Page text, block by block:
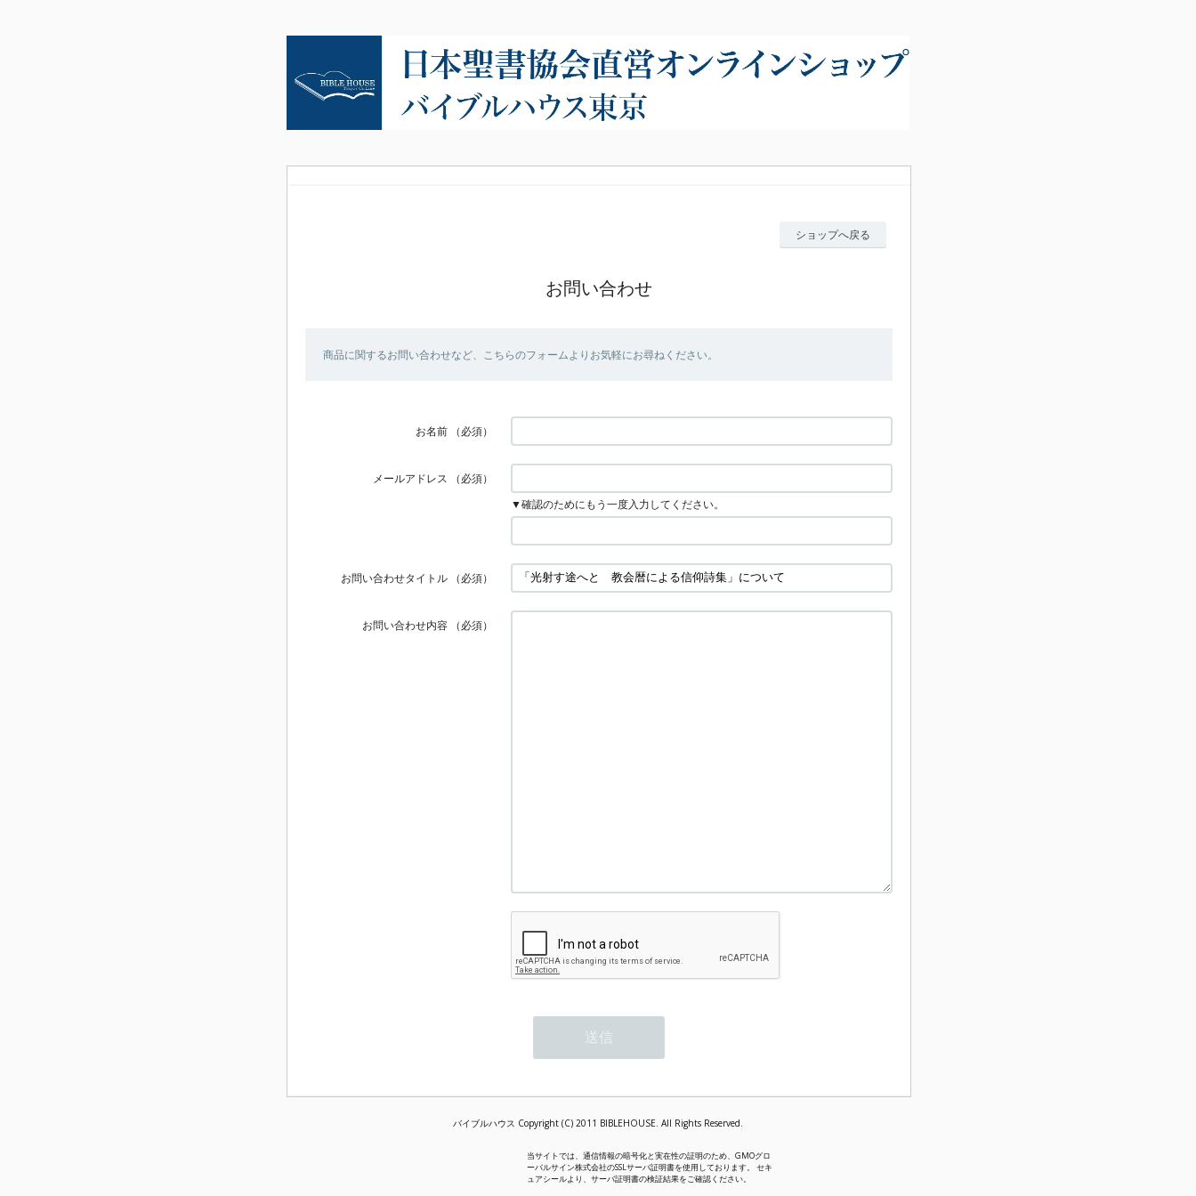
ショップへ戻る
お問い合わせ
商品に関するお問い合わせなど、こちらのフォームよりお気軽にお尋ねください。
お名前 （必須）
メールアドレス
（必須）
▼確認のためにもう一度入力してください。
お問い合わせタイトル （必須）
お問い合わせ内容 （必須）
バイブルハウス Copyright (C) 2011 BIBLEHOUSE. All Rights Reserved.
当サイトでは、通信情報の暗号化と実在性の証明のため、GMOグロ
ーバルサイン株式会社のSSLサーバ証明書を使用しております。 セキ
ュアシールより、サーバ証明書の検証結果をご確認ください。